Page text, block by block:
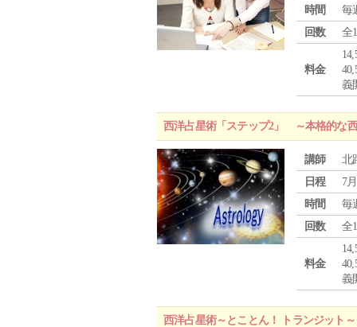
時間
毎
回数
全
料金
義
西洋占星術「ステップ2」 ～本格的な
講師
北
日程
7
時間
毎
回数
全
料金
義
西洋占星術～とことん！ トランジット～